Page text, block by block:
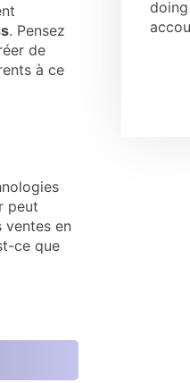
. Pensez
de
à ce
peut
ventes en
ce que